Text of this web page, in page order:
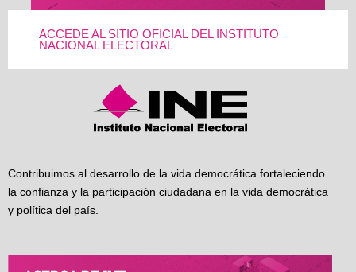
ACCEDE AL SITIO OFICIAL DEL INSTITUTO
NACIONAL ELECTORAL
Contribuimos al desarrollo de la vida democrática fortaleciendo
la confianza y la participación ciudadana en la vida democrática
y política del país.